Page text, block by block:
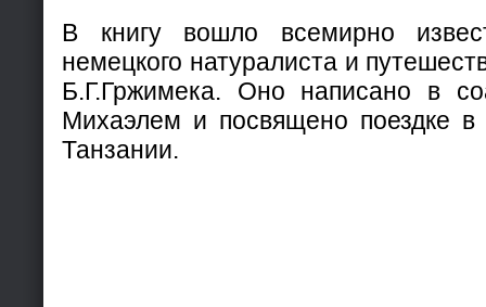
В книгу вошло всемирно
немецкого натуралиста и
Б.Г.Гржимека. Оно написано в
Михаэлем и посвящено поездке в
Танзании.